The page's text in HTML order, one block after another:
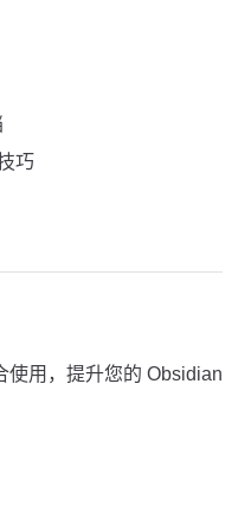
巧
使用，提升您的 Obsidian